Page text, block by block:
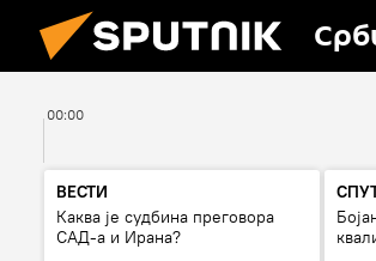
00:00
ВЕСТИ
Каква је судбина преговора
САД-а и Ирана?